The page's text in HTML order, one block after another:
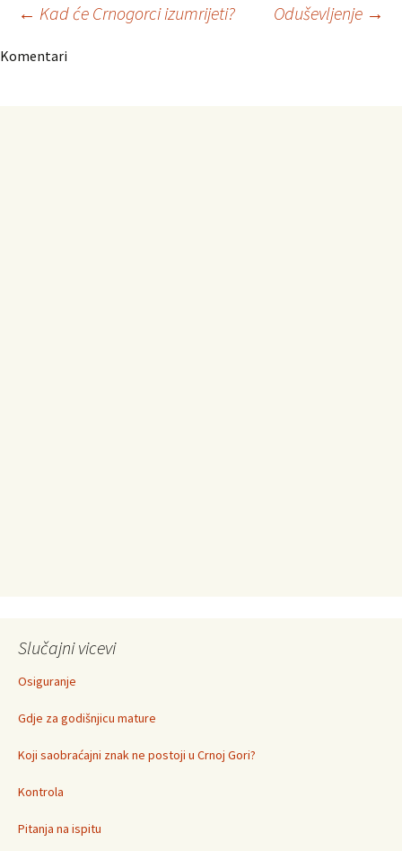
Navigacija
← Kad će Crnogorci izumrijeti? Oduševljenje →
Komentari
Slučajni vicevi
Osiguranje
Gdje za godišnjicu mature
Koji saobraćajni znak ne postoji u Crnoj Gori?
Kontrola
Pitanja na ispitu